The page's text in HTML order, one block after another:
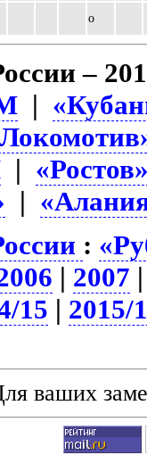
о
–
|
|
|
:
| 2007
15 | 2015/
ваших